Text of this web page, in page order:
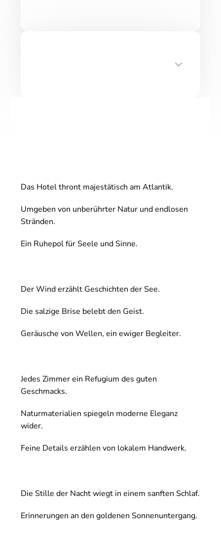
Das Hotel thront majestätisch am Atlantik.
Umgeben von unberührter Natur und endlosen
Stränden.
Ein Ruhepol für Seele und Sinne.
Der Wind erzählt Geschichten der See.
Die salzige Brise belebt den Geist.
Geräusche von Wellen, ein ewiger Begleiter.
Jedes Zimmer ein Refugium des guten
Geschmacks.
Naturmaterialien spiegeln moderne Eleganz
wider.
Feine Details erzählen von lokalem Handwerk.
Die Stille der Nacht wiegt in einem sanften Schlaf.
Erinnerungen an den goldenen Sonnenuntergang.